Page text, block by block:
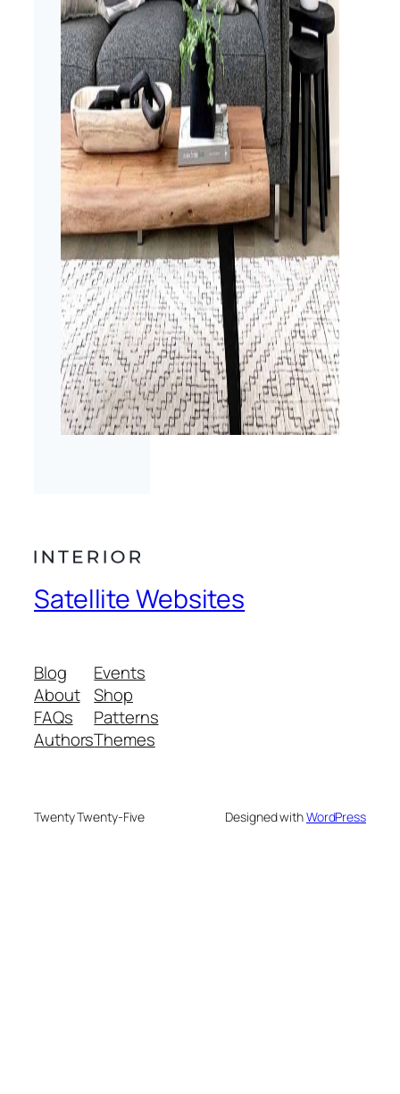
Satellite Websites
Blog
About
FAQs
Authors
Events
Shop
Patterns
Themes
Twenty Twenty-Five Designed withWordPress